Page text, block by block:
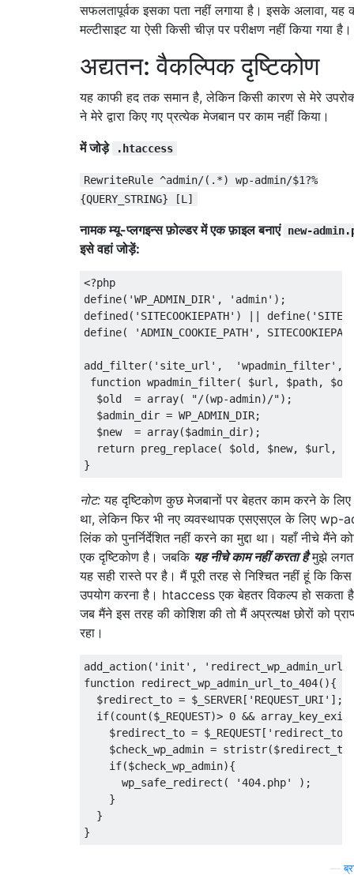
सफलतापूर्वक इसका पता नहीं लगाया है। इसके अलावा, यह
मल्टीसाइट या ऐसी किसी चीज़ पर परीक्षण नहीं किया गया है।
अद्यतन: वैकल्पिक दृष्टिकोण
यह काफी हद तक समान है, लेकिन किसी कारण से मेरे
ने मेरे द्वारा किए गए प्रत्येक मेजबान पर काम नहीं किया।
में जोड़े
.htaccess
RewriteRule ^admin/(.*) wp-admin/$1?%
{QUERY_STRING} [L]
नामक म्यू-प्लगइन्स फ़ोल्डर में एक फ़ाइल बनाएं new-
इसे वहां जोड़ें:
<?php
define( 'WP_ADMIN_DIR' , 'admin' );
defined( 'SITECOOKIEPATH' ) || define(
define( 'ADMIN_COOKIE_PATH' ,
add_filter( 'site_url' , 'wpadmin_filter' ,
function wpadmin_filter( $url , $path,
  $old
= array( "/(wp-admin)/");
  $admin_dir
= WP_ADMIN_DIR;
  $new
= array($admin_dir);
return preg_replace( $old, $new, $url ,
}
नोट: यह दृष्टिकोण कुछ मेजबानों पर बेहतर काम करने के लिए
था, लेकिन फिर भी नए व्यवस्थापक एसएसएल के लिए wp-
लिंक को पुनर्निर्देशित नहीं करने का मुद्दा था। यहाँ नीचे मैंने
एक दृष्टिकोण है। जबकि यह नीचे काम नहीं करता हैमुझे
यह सही रास्ते पर है। मैं पूरी तरह से निश्चित नहीं हूं कि
उपयोग करना है। htaccess एक बेहतर विकल्प हो सकता
जब मैंने इस तरह की कोशिश की तो मैं अप्रत्यक्ष छोरों को
रहा।
add_action( 'init' ,
function redirect_wp_admin_url_to_404(){
  $redirect_to
= $_SERVER[ 'REQUEST_URI' ];
if(count ($_REQUEST)> 0 &&
    $redirect_to
= $_REQUEST[ 'redirect_to'
    $check_wp_admin
= stristr($redirect_to
if($check_wp_admin){
      wp_safe_redirect
( '404.php'
);
}
}
}
—